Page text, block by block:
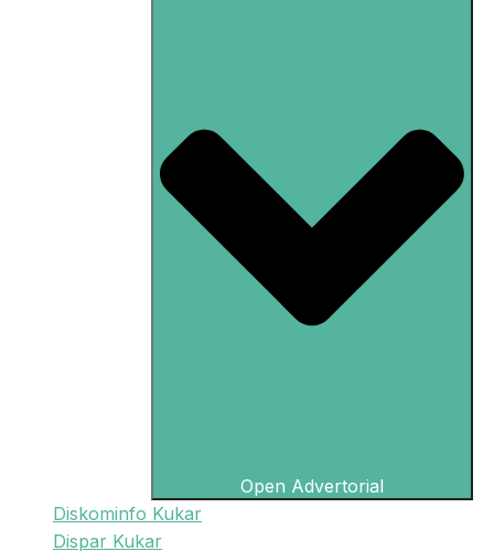
Open Advertorial
Diskominfo Kukar
Dispar Kukar